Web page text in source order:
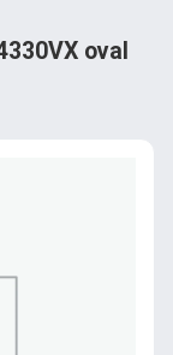
oval